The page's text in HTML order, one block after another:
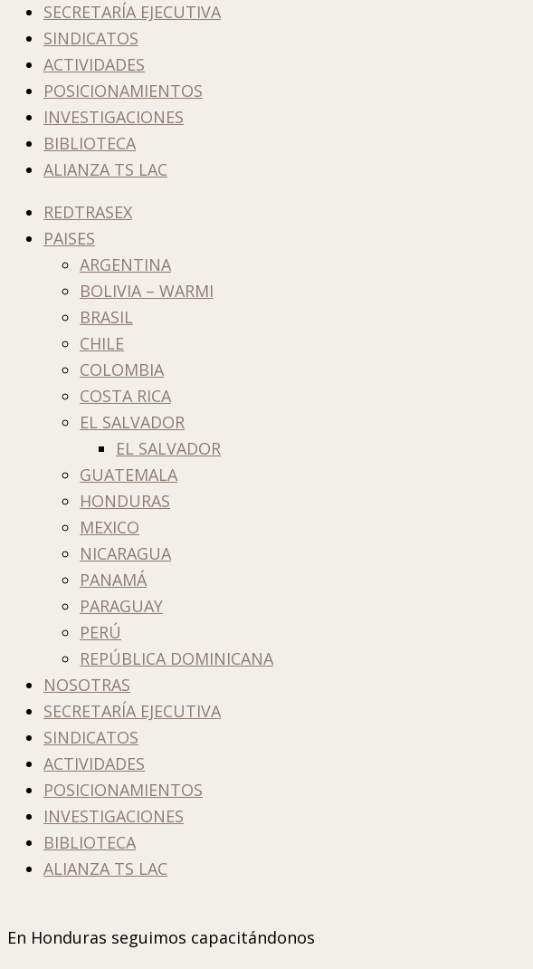
SECRETARÍA EJECUTIVA
SINDICATOS
ACTIVIDADES
POSICIONAMIENTOS
INVESTIGACIONES
BIBLIOTECA
ALIANZA TS LAC
REDTRASEX
PAISES
ARGENTINA
BOLIVIA – WARMI
BRASIL
CHILE
COLOMBIA
COSTA RICA
EL SALVADOR
EL SALVADOR
GUATEMALA
HONDURAS
MEXICO
NICARAGUA
PANAMÁ
PARAGUAY
PERÚ
REPÚBLICA DOMINICANA
NOSOTRAS
SECRETARÍA EJECUTIVA
SINDICATOS
ACTIVIDADES
POSICIONAMIENTOS
INVESTIGACIONES
BIBLIOTECA
ALIANZA TS LAC
En Honduras seguimos capacitándonos